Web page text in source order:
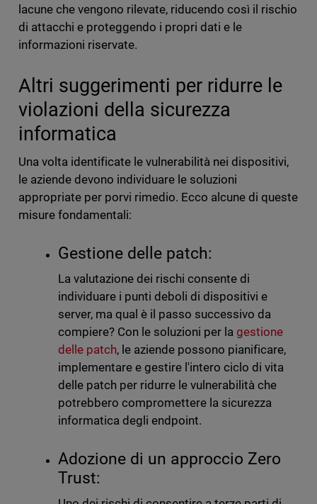
lacune che vengono rilevate, riducendo così il rischio
di attacchi e proteggendo i propri dati e le
informazioni riservate.
Altri suggerimenti per ridurre le
violazioni della sicurezza
informatica
Una volta identificate le vulnerabilità nei dispositivi,
le aziende devono individuare le soluzioni
appropriate per porvi rimedio. Ecco alcune di queste
misure fondamentali:
Gestione delle patch:
La valutazione dei rischi consente di
individuare i punti deboli di dispositivi e
server, ma qual è il passo successivo da
compiere? Con le soluzioni per la gestione
delle patch, le aziende possono pianificare,
implementare e gestire l'intero ciclo di vita
delle patch per ridurre le vulnerabilità che
potrebbero compromettere la sicurezza
informatica degli endpoint.
Adozione di un approccio Zero
Trust: